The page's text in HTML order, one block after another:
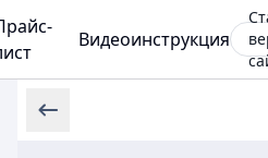
Видеоинструкция